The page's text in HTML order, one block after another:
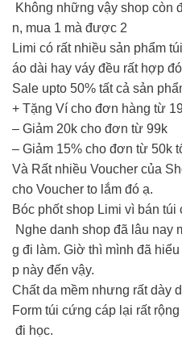
Không những vậy shop còn
n, mua 1 mà được 2
Limi có rất nhiều sản phẩm
áo dài hay váy đều rất hợp
Sale upto 50% tất cả sản
+ Tặng Ví cho đơn hàng từ
– Giảm 20k cho đơn từ 99k
– Giảm 15% cho đơn từ 50k
Và Rất nhiều Voucher của
cho Voucher to lắm đó ạ.
Bóc phốt shop Limi vì bán túi
Nghe danh shop đã lâu nay
g đi làm. Giờ thì mình đã
p này đến vậy.
Chất da mềm nhưng rất dày
Form túi cứng cáp lại rất
đi học.